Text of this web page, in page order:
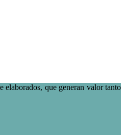
elaborados, que generan valor tanto